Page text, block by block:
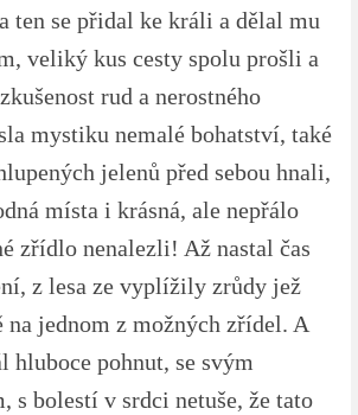
ten se přidal ke králi a dělal mu
veliký kus cesty spolu prošli a
rud a nerostného
mystiku nemalé bohatství, také
jelenů před sebou hnali,
místa i krásná, ale nepřálo
zřídlo nenalezli! Až nastal čas
z lesa ze vyplížily zrůdy jež
na jednom z možných zřídel. A
hluboce pohnut, se svým
s bolestí v srdci netuše, že tato